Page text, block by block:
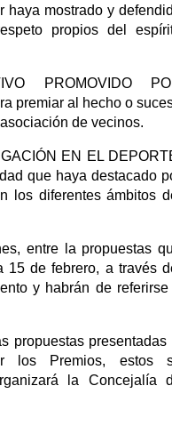
haya mostrado y
propios del
PROMOVIDO
premiar al hecho o
de vecinos.
EN EL
que haya destacado
los diferentes ámbitos
entre la propuestas
15 de febrero, a través
y habrán de referirse
propuestas presentadas
los Premios, estos
la Concejalía